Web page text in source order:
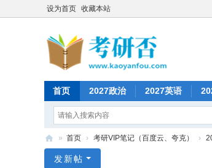
设为首页 收藏本站
首页 2027政治 2027英语
» 首页 › 考研VIP笔记（百度云、夸克） ›
发新帖